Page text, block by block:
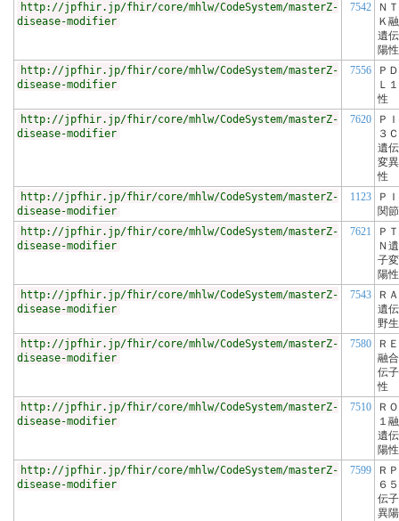
http://jpfhir.jp/fhir/core/mhlw/CodeSystem/masterZ-
disease-modifier
7542
Ｎ
Ｋ
遺
陽性
http://jpfhir.jp/fhir/core/mhlw/CodeSystem/masterZ-
disease-modifier
7556
Ｐ
Ｌ
性
http://jpfhir.jp/fhir/core/mhlw/CodeSystem/masterZ-
disease-modifier
7620
Ｐ
３
遺
変
性
http://jpfhir.jp/fhir/core/mhlw/CodeSystem/masterZ-
disease-modifier
1123
Ｐ
関節
http://jpfhir.jp/fhir/core/mhlw/CodeSystem/masterZ-
disease-modifier
7621
Ｐ
Ｎ
子
陽性
http://jpfhir.jp/fhir/core/mhlw/CodeSystem/masterZ-
disease-modifier
7543
Ｒ
遺
野
http://jpfhir.jp/fhir/core/mhlw/CodeSystem/masterZ-
disease-modifier
7580
Ｒ
融
伝
性
http://jpfhir.jp/fhir/core/mhlw/CodeSystem/masterZ-
disease-modifier
7510
Ｒ
１
遺
陽性
http://jpfhir.jp/fhir/core/mhlw/CodeSystem/masterZ-
disease-modifier
7599
Ｒ
６
伝
異